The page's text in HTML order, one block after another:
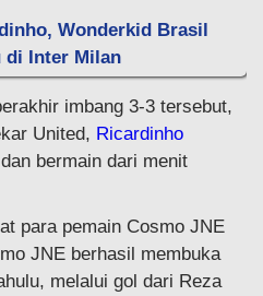
Wonderkid Brasil
di Inter Milan
imbang 3-3 tersebut,
United, Ricardinho
bermain dari menit
para pemain Cosmo JNE
JNE berhasil membuka
melalui gol dari Reza